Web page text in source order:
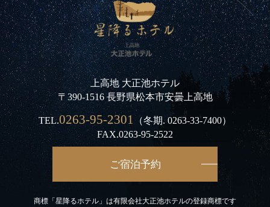
上高地 大正池ホテル
〒390-1516 長野県松本市安曇上高地
TEL.0263-95-2301 （冬期.0263-33-7400）
FAX.0263-95-2522
ご宿泊予約
商標「星降るホテル」は有限会社大正池ホテルの登録商標です